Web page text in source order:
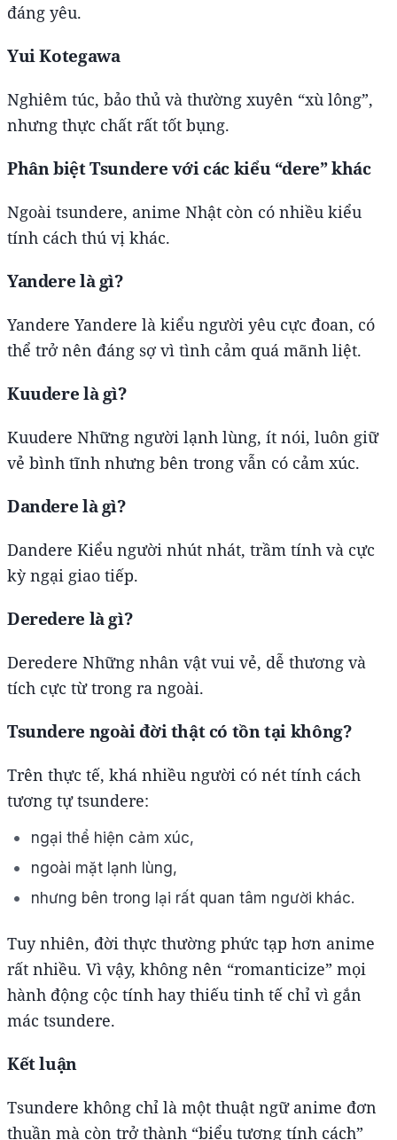
đáng yêu.
Yui Kotegawa
Nghiêm túc, bảo thủ và thường xuyên “xù lông”,
nhưng thực chất rất tốt bụng.
Phân biệt Tsundere với các kiểu “dere” khác
Ngoài tsundere, anime Nhật còn có nhiều kiểu
tính cách thú vị khác.
Yandere là gì?
Yandere Yandere là kiểu người yêu cực đoan, có
thể trở nên đáng sợ vì tình cảm quá mãnh liệt.
Kuudere là gì?
Kuudere Những người lạnh lùng, ít nói, luôn giữ
vẻ bình tĩnh nhưng bên trong vẫn có cảm xúc.
Dandere là gì?
Dandere Kiểu người nhút nhát, trầm tính và cực
kỳ ngại giao tiếp.
Deredere là gì?
Deredere Những nhân vật vui vẻ, dễ thương và
tích cực từ trong ra ngoài.
Tsundere ngoài đời thật có tồn tại không?
Trên thực tế, khá nhiều người có nét tính cách
tương tự tsundere:
ngại thể hiện cảm xúc,
ngoài mặt lạnh lùng,
nhưng bên trong lại rất quan tâm người khác.
Tuy nhiên, đời thực thường phức tạp hơn anime
rất nhiều. Vì vậy, không nên “romanticize” mọi
hành động cộc tính hay thiếu tinh tế chỉ vì gắn
mác tsundere.
Kết luận
Tsundere không chỉ là một thuật ngữ anime đơn
thuần mà còn trở thành “biểu tượng tính cách”